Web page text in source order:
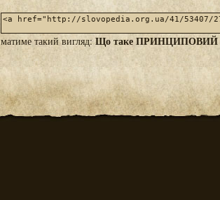
матиме такий вигляд:Що таке ПРИНЦИПОВИЙ